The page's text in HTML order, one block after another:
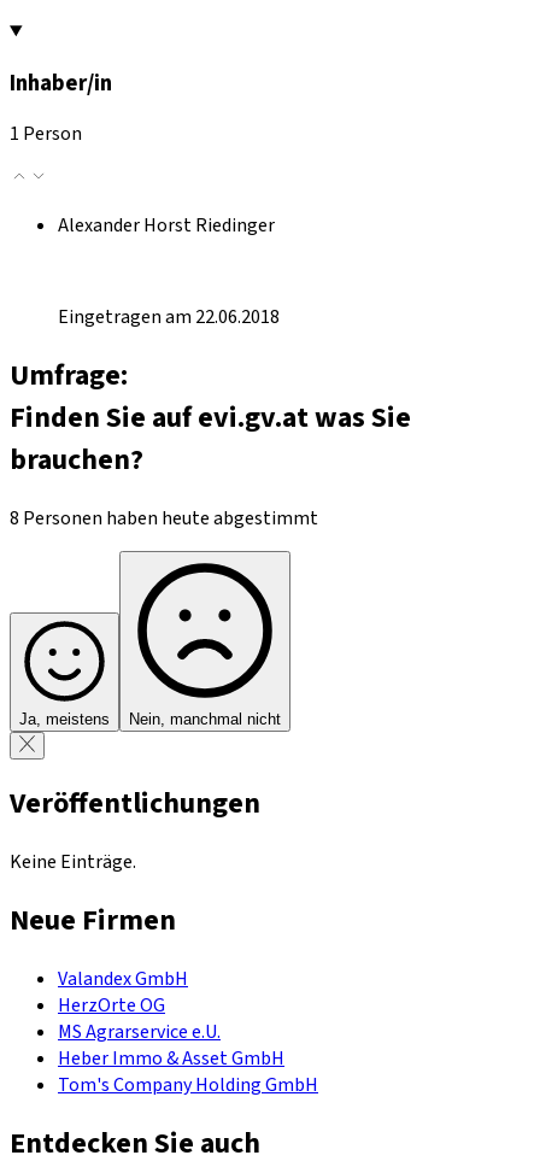
Inhaber/in
1 Person
Alexander Horst Riedinger
Eingetragen am 22.06.2018
Umfrage:
Finden Sie auf evi.gv.at was Sie
brauchen?
8 Personen haben heute abgestimmt
Ja, meistens Nein, manchmal nicht
Veröffentlichungen
Keine Einträge.
Neue Firmen
Valandex GmbH
HerzOrte OG
MS Agrarservice e.U.
Heber Immo & Asset GmbH
Tom's Company Holding GmbH
Entdecken Sie auch